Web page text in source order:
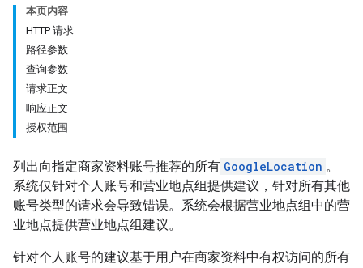
本页内容
HTTP 请求
路径参数
查询参数
请求正文
响应正文
授权范围
列出向指定商家资料账号推荐的所有 GoogleLocation 。
系统仅针对个人账号和营业地点组提供建议，针对所有其他
账号类型的请求会导致错误。系统会根据营业地点组中的营
业地点提供营业地点组建议。
针对个人账号的建议基于用户在商家资料中有权访问的所有